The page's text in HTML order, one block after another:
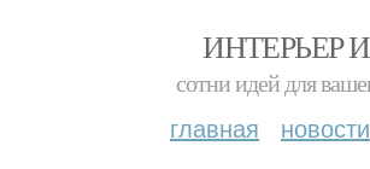
ИНТЕРЬЕР
сотни идей для
главная новости